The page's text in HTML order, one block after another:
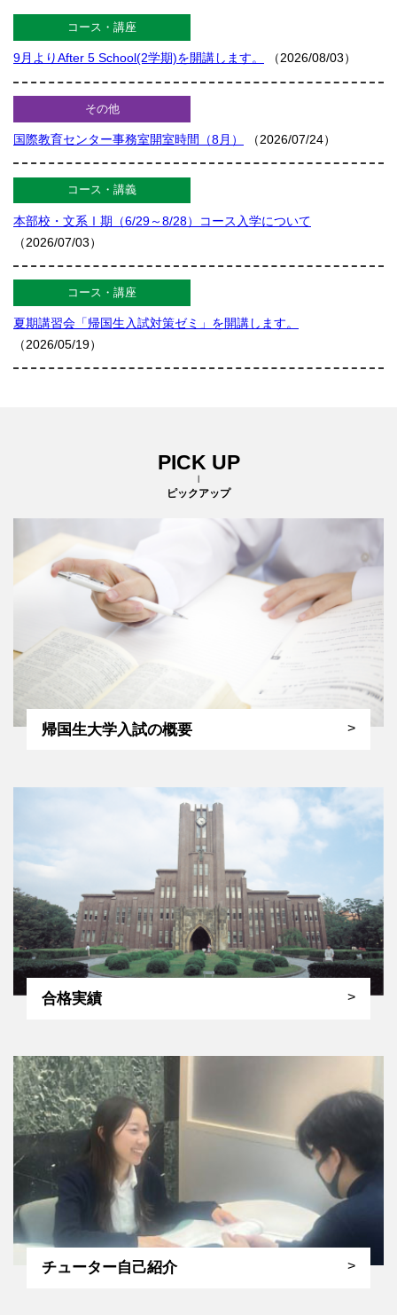
コース・講座
9月よりAfter 5 School(2学期)を開講します。 （2026/08/03）
その他
国際教育センター事務室開室時間（8月） （2026/07/24）
コース・講義
本部校・文系Ⅰ期（6/29～8/28）コース入学について
（2026/07/03）
コース・講座
夏期講習会「帰国生入試対策ゼミ」を開講します。
（2026/05/19）
（2026/04/06）
その他
本部校ベルヴュタワー寮（女子）申込状況について
（2026/03/26）
その他
海外生のための進学塾「SAPIX INTERNATIONAL NORTH
AMERICA」をお勧めします。（2019/04/01）
滞在地でのSAT/TOEFL対策にTOYO-ONLINEをお勧めします。
PICK UP
ピックアップ
帰国生大学入試の概要
合格実績
チューター自己紹介